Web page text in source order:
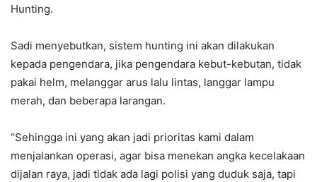
Hunting.
Sadi menyebutkan, sistem hunting ini akan dilakukan
kepada pengendara, jika pengendara kebut-kebutan, tidak
pakai helm, melanggar arus lalu lintas, langgar lampu
merah, dan beberapa larangan.
“Sehingga ini yang akan jadi prioritas kami dalam
menjalankan operasi, agar bisa menekan angka kecelakaan
dijalan raya, jadi tidak ada lagi polisi yang duduk saja, tapi